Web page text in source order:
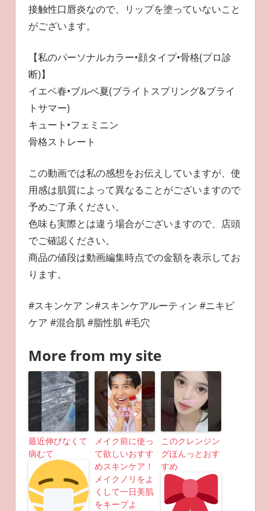
接触性口唇炎なので、リップを塗っていないこと
がございます。
【私のパーソナルカラー•顔タイプ•骨格(プロ診
断)】
イエベ春•ブルベ夏(ブライトスプリング&ブライ
トサマー)
キュート•フェミニン
骨格ストレート
この動画では私の感想をお伝えしていますが、使
用感は肌質によって異なることがございますので
予めご了承ください。
色味も実際とは違う場合がございますので、店頭
でご確認ください。
商品の値段は動画編集時点での金額を表示してお
ります。
#スキンケア ン#スキンケアルーティン #ニキビ
ケア #混合肌 #脂性肌 #毛穴
More from my site
最近伸びなくて
病むて
メイク前に使っ
て欲しいおすす
めスキンケア！
メイクノリをよ
くして一日美肌
をキープよ
このクレンジン
グほんっとおす
すめ